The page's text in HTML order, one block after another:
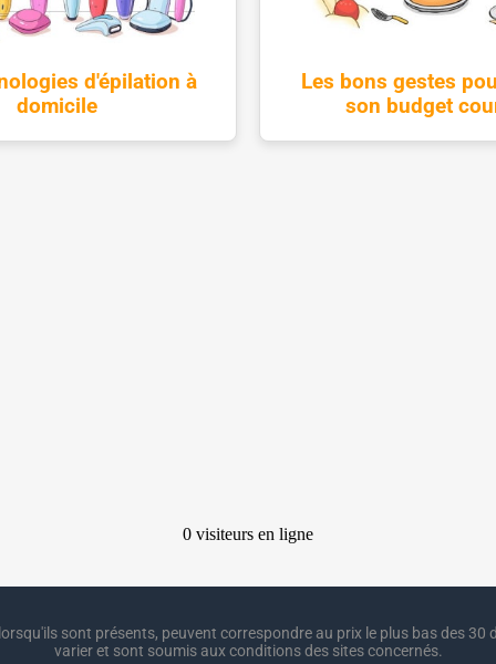
d'épilation à
domicile
Les bons gestes
son budget
sont présents, peuvent correspondre au prix le plus bas des 30
varier et sont soumis aux conditions des sites concernés.